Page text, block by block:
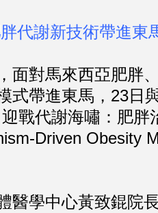
代謝新技術帶進東
對馬來西亞肥胖
帶進東馬，23日
戰代謝海嘯：肥
Driven Obesity
學中心黃致錕院